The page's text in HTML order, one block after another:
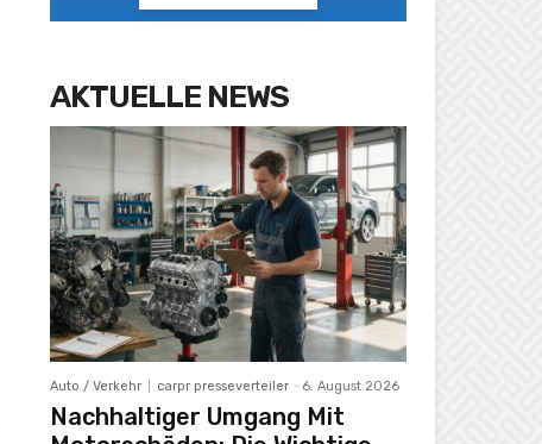
AKTUELLE NEWS
Auto / Verkehr carpr presseverteiler - 6. August 2026
Nachhaltiger Umgang Mit